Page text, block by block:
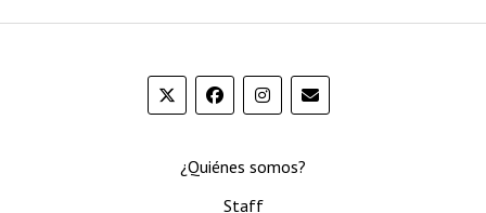
¿Quiénes somos?
Staff